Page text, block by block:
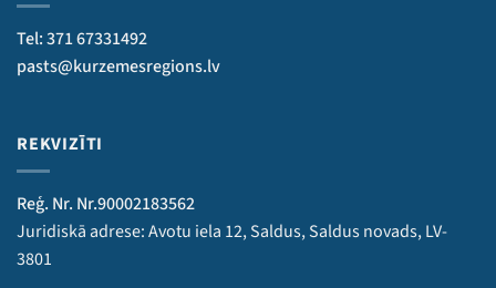
Tel: 371 67331492
pasts@kurzemesregions.lv
REKVIZĪTI
Reģ. Nr. Nr.90002183562
Juridiskā adrese: Avotu iela 12, Saldus, Saldus novads, LV-
3801